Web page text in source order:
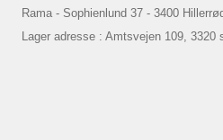
Rama - Sophienlund 37 - 3400
Lager adresse : Amtsvejen 109,